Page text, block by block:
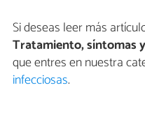
Si deseas leer más
Tratamiento, síntomas
que entres en nuestra
infecciosas.